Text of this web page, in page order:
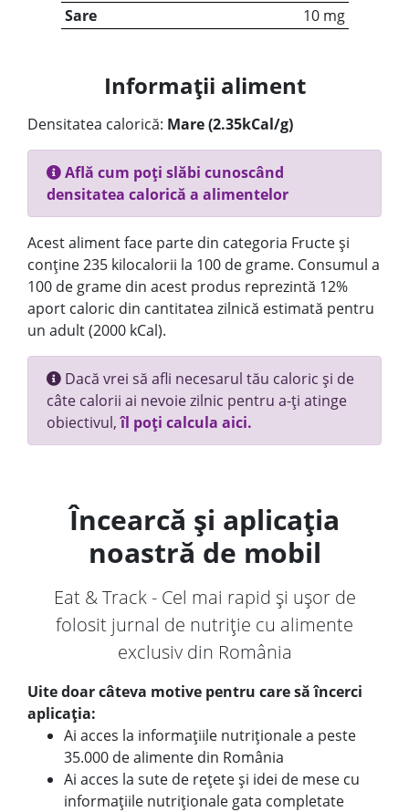
Sare
10 mg
Informații aliment
Densitatea calorică: Mare (2.35kCal/g)
Află cum poți slăbi cunoscând
densitatea calorică a alimentelor
Acest aliment face parte din categoria Fructe și
conține 235 kilocalorii la 100 de grame. Consumul a
100 de grame din acest produs reprezintă 12%
aport caloric din cantitatea zilnică estimată pentru
un adult (2000 kCal).
Dacă vrei să afli necesarul tău caloric și de
câte calorii ai nevoie zilnic pentru a-ți atinge
obiectivul,îl poți calcula aici.
Încearcă și aplicația
noastră de mobil
Eat & Track - Cel mai rapid și ușor de
folosit jurnal de nutriție cu alimente
exclusiv din România
Uite doar câteva motive pentru care să încerci
aplicația:
Ai acces la informațiile nutriționale a peste
35.000 de alimente din România
Ai acces la sute de rețete și idei de mese cu
informațiile nutriționale gata completate